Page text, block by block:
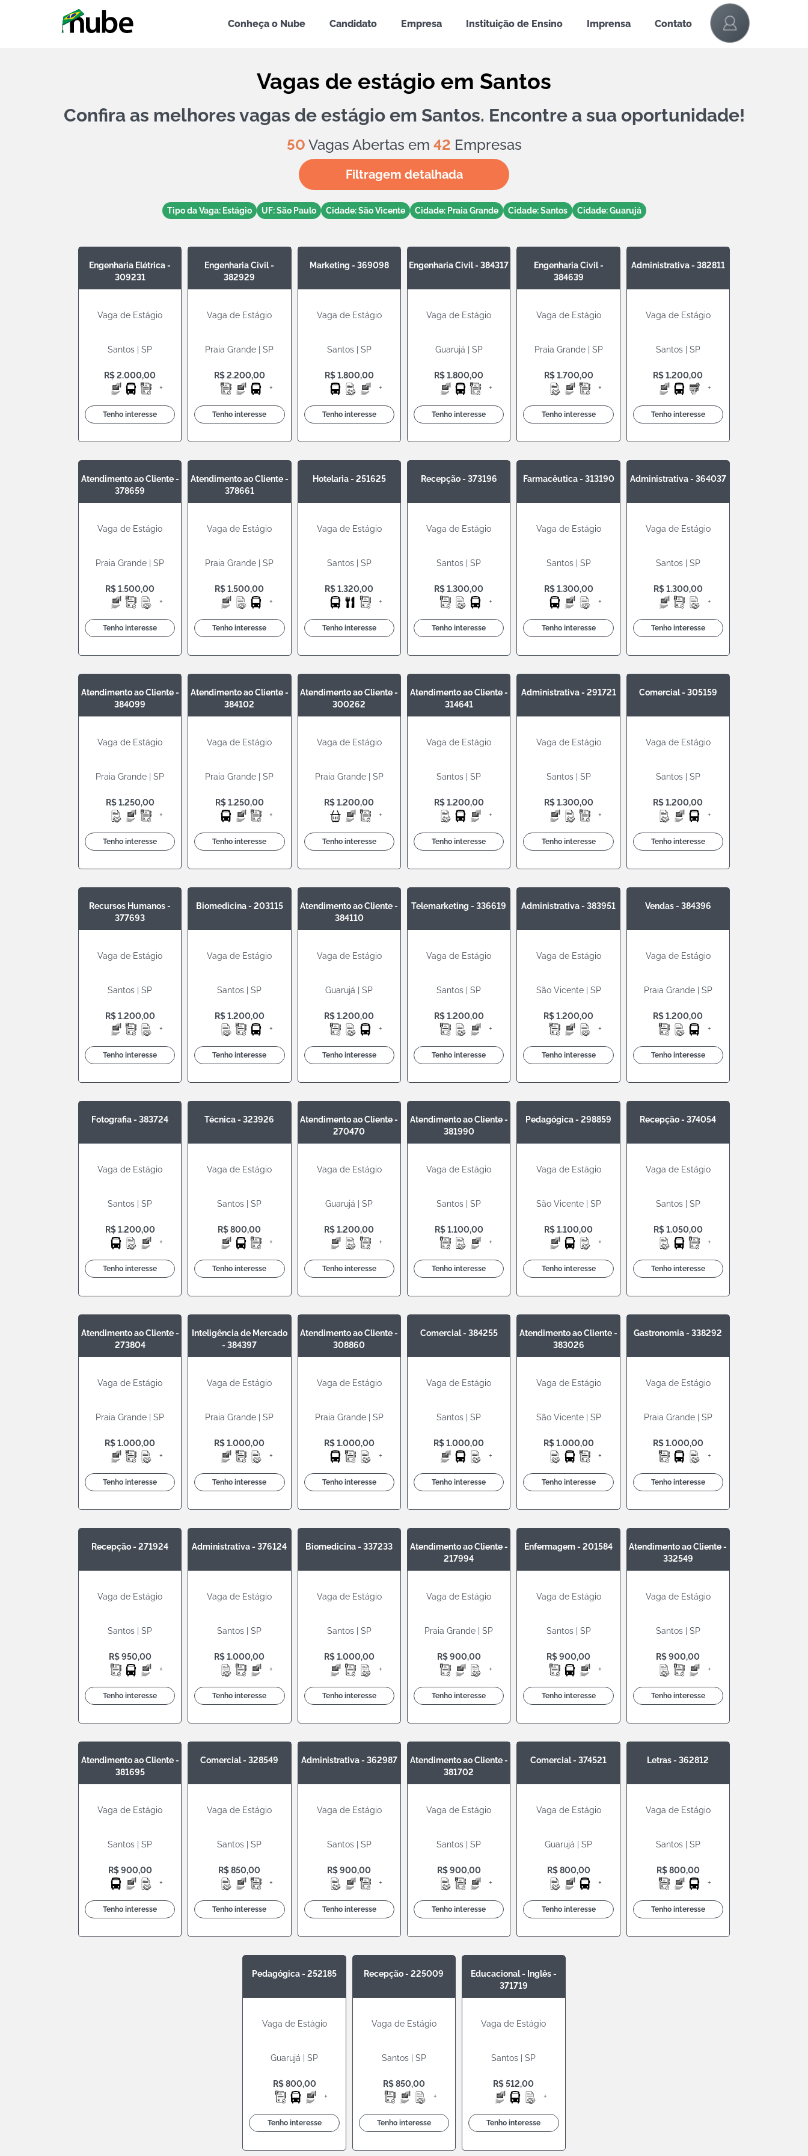
Conheça o Nube Candidato Empresa Instituição de Ensino Imprensa Contato
Vagas de estágio em Santos
Confira as melhores vagas de estágio em Santos. Encontre a sua oportunidade!
50 Vagas Abertas em 42 Empresas
Filtragem detalhada
Tipo da Vaga: Estágio UF: São Paulo Cidade: São Vicente Cidade: Praia Grande Cidade: Santos Cidade: Guarujá
Engenharia Elétrica -
309231
Vaga de Estágio
Santos | SP
R$ 2.000,00
+
Tenho interesse
Engenharia Civil -
382929
Vaga de Estágio
Praia Grande | SP
R$ 2.200,00
+
Tenho interesse
Marketing - 369098
Vaga de Estágio
Santos | SP
R$ 1.800,00
+
Tenho interesse
Engenharia Civil - 384317
Vaga de Estágio
Guarujá | SP
R$ 1.800,00
+
Tenho interesse
Engenharia Civil -
384639
Vaga de Estágio
Praia Grande | SP
R$ 1.700,00
+
Tenho interesse
Administrativa - 382811
Vaga de Estágio
Santos | SP
R$ 1.200,00
+
Tenho interesse
Atendimento ao Cliente -
378659
Vaga de Estágio
Praia Grande | SP
R$ 1.500,00
+
Tenho interesse
Atendimento ao Cliente -
378661
Vaga de Estágio
Praia Grande | SP
R$ 1.500,00
+
Tenho interesse
Hotelaria - 251625
Vaga de Estágio
Santos | SP
R$ 1.320,00
+
Tenho interesse
Recepção - 373196
Vaga de Estágio
Santos | SP
R$ 1.300,00
+
Tenho interesse
Farmacêutica - 313190
Vaga de Estágio
Santos | SP
R$ 1.300,00
+
Tenho interesse
Administrativa - 364037
Vaga de Estágio
Santos | SP
R$ 1.300,00
+
Tenho interesse
Atendimento ao Cliente -
384099
Vaga de Estágio
Praia Grande | SP
R$ 1.250,00
+
Tenho interesse
Atendimento ao Cliente -
384102
Vaga de Estágio
Praia Grande | SP
R$ 1.250,00
+
Tenho interesse
Atendimento ao Cliente -
300262
Vaga de Estágio
Praia Grande | SP
R$ 1.200,00
+
Tenho interesse
Atendimento ao Cliente -
314641
Vaga de Estágio
Santos | SP
R$ 1.200,00
+
Tenho interesse
Administrativa - 291721
Vaga de Estágio
Santos | SP
R$ 1.300,00
+
Tenho interesse
Comercial - 305159
Vaga de Estágio
Santos | SP
R$ 1.200,00
+
Tenho interesse
Recursos Humanos -
377693
Vaga de Estágio
Santos | SP
R$ 1.200,00
+
Tenho interesse
Biomedicina - 203115
Vaga de Estágio
Santos | SP
R$ 1.200,00
+
Tenho interesse
Atendimento ao Cliente -
384110
Vaga de Estágio
Guarujá | SP
R$ 1.200,00
+
Tenho interesse
Telemarketing - 336619
Vaga de Estágio
Santos | SP
R$ 1.200,00
+
Tenho interesse
Administrativa - 383951
Vaga de Estágio
São Vicente | SP
R$ 1.200,00
+
Tenho interesse
Vendas - 384396
Vaga de Estágio
Praia Grande | SP
R$ 1.200,00
+
Tenho interesse
Fotografia - 383724
Vaga de Estágio
Santos | SP
R$ 1.200,00
+
Tenho interesse
Técnica - 323926
Vaga de Estágio
Santos | SP
R$ 800,00
+
Tenho interesse
Atendimento ao Cliente -
270470
Vaga de Estágio
Guarujá | SP
R$ 1.200,00
+
Tenho interesse
Atendimento ao Cliente -
381990
Vaga de Estágio
Santos | SP
R$ 1.100,00
+
Tenho interesse
Pedagógica - 298859
Vaga de Estágio
São Vicente | SP
R$ 1.100,00
+
Tenho interesse
Recepção - 374054
Vaga de Estágio
Santos | SP
R$ 1.050,00
+
Tenho interesse
Atendimento ao Cliente -
273804
Vaga de Estágio
Praia Grande | SP
R$ 1.000,00
+
Tenho interesse
Inteligência de Mercado
- 384397
Vaga de Estágio
Praia Grande | SP
R$ 1.000,00
+
Tenho interesse
Atendimento ao Cliente -
308860
Vaga de Estágio
Praia Grande | SP
R$ 1.000,00
+
Tenho interesse
Comercial - 384255
Vaga de Estágio
Santos | SP
R$ 1.000,00
+
Tenho interesse
Atendimento ao Cliente -
383026
Vaga de Estágio
São Vicente | SP
R$ 1.000,00
+
Tenho interesse
Gastronomia - 338292
Vaga de Estágio
Praia Grande | SP
R$ 1.000,00
+
Tenho interesse
Recepção - 271924
Vaga de Estágio
Santos | SP
R$ 950,00
+
Tenho interesse
Administrativa - 376124
Vaga de Estágio
Santos | SP
R$ 1.000,00
+
Tenho interesse
Biomedicina - 337233
Vaga de Estágio
Santos | SP
R$ 1.000,00
+
Tenho interesse
Atendimento ao Cliente -
217994
Vaga de Estágio
Praia Grande | SP
R$ 900,00
+
Tenho interesse
Enfermagem - 201584
Vaga de Estágio
Santos | SP
R$ 900,00
+
Tenho interesse
Atendimento ao Cliente -
332549
Vaga de Estágio
Santos | SP
R$ 900,00
+
Tenho interesse
Atendimento ao Cliente -
381695
Vaga de Estágio
Santos | SP
R$ 900,00
+
Tenho interesse
Comercial - 328549
Vaga de Estágio
Santos | SP
R$ 850,00
+
Tenho interesse
Administrativa - 362987
Vaga de Estágio
Santos | SP
R$ 900,00
+
Tenho interesse
Atendimento ao Cliente -
381702
Vaga de Estágio
Santos | SP
R$ 900,00
+
Tenho interesse
Comercial - 374521
Vaga de Estágio
Guarujá | SP
R$ 800,00
+
Tenho interesse
Letras - 362812
Vaga de Estágio
Santos | SP
R$ 800,00
+
Tenho interesse
Pedagógica - 252185
Vaga de Estágio
Guarujá | SP
R$ 800,00
+
Tenho interesse
Recepção - 225009
Vaga de Estágio
Santos | SP
R$ 850,00
+
Tenho interesse
Educacional - Inglês -
371719
Vaga de Estágio
Santos | SP
R$ 512,00
+
Tenho interesse